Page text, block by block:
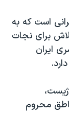
است که به
برای نجات
ایران
محروم